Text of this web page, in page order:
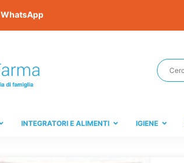
WhatsApp
INTEGRATORI E ALIMENTI IGIENE